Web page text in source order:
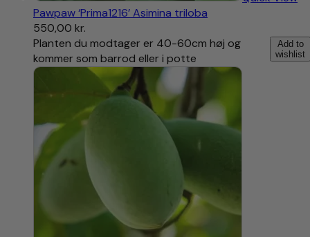
Pawpaw ‘Prima1216’ Asimina triloba
550,00 kr.
Add to
wishlist
Planten du modtager er 40-60cm høj og
kommer som barrod eller i potte